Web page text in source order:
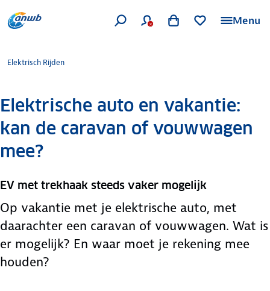
Menu
Elektrisch Rijden
Elektrische auto en vakantie:
kan de caravan of vouwwagen
mee?
EV met trekhaak steeds vaker mogelijk
Op vakantie met je elektrische auto, met
daarachter een caravan of vouwwagen. Wat is
er mogelijk? En waar moet je rekening mee
houden?